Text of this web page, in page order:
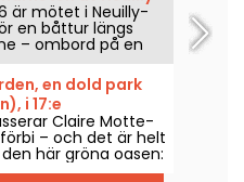
är mötet i Neuilly-
en båttur längs
– ombord på en
en dold park
i 17:e
Claire Motte-
– och det är helt
här gröna oasen:
återhämta sig i lugn